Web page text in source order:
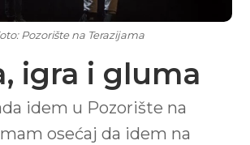
Pozorište na Terazijama
igra i gluma
idem u Pozorište na
osećaj da idem na